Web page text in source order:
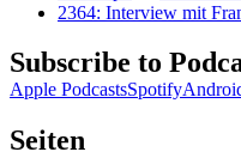
2364: Interview mit
Subscribe to
Apple PodcastsSpotify
Seiten